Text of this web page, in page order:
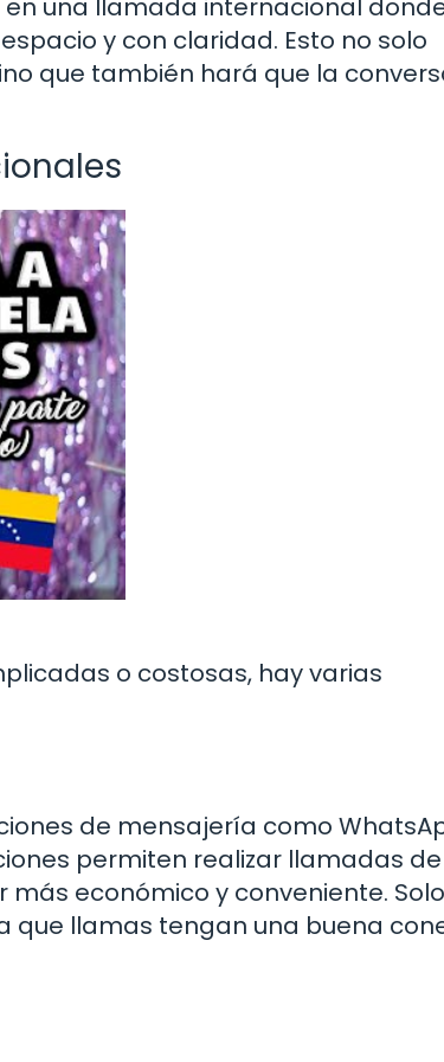
una llamada internacional
y con claridad. Esto no solo
que también hará que la
o costosas, hay varias
de mensajería como
permiten realizar llamadas de
económico y conveniente. Solo
llamas tengan una buena